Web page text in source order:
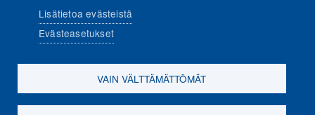
Sosiaalinen media
Lisätietoa evästeistä
Evästeasetukset
VAIN VÄLTTÄMÄTTÖMÄT